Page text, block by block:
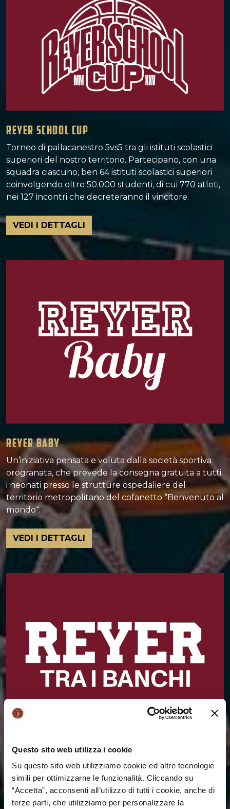
Questo sito web utilizza i cookie
Su questo sito web utilizziamo cookie ed altre tecnologie
simili per ottimizzarne le funzionalità. Cliccando su
“Accetta”, acconsenti all’utilizzo di tutti i cookie, anche di
terze parti, che utilizziamo per personalizzare la
REYER SCHOOL CUP
Torneo di pallacanestro 5vs5 tra gli istituti scolastici
superiori del nostro territorio. Partecipano, con una
squadra ciascuno, ben 64 istituti scolastici superiori
coinvolgendo oltre 50.000 studenti, di cui 770 atleti,
nei 127 incontri che decreteranno il vincitore.
VEDI I DETTAGLI
REYER BABY
Un’iniziativa pensata e voluta dalla società sportiva
orogranata, che prevede la consegna gratuita a tutti
i neonati presso le strutture ospedaliere del
territorio metropolitano del cofanetto “Benvenuto al
mondo“.
VEDI I DETTAGLI
REYER TRA I BANCHI
L'Umana Reyer rafforza il suo legame con il territorio
e investe sul futuro delle nuove generazioni con
"Reyer tra i banchi", l'imponente progetto scuola